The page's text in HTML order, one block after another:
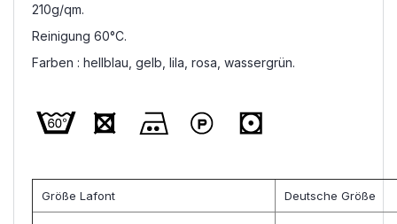
210g/qm.
Reinigung 60°C.
Farben : hellblau, gelb, lila, rosa, wassergrün.
Größe Lafont Deutsche Größe